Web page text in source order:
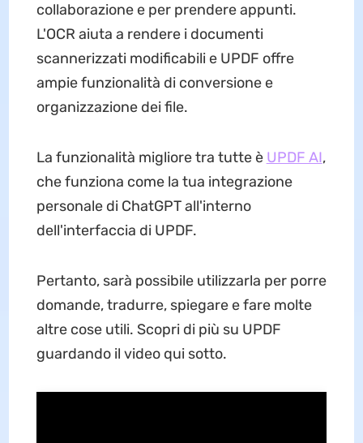
collaborazione e per prendere appunti.
L'OCR aiuta a rendere i documenti
scannerizzati modificabili e UPDF offre
ampie funzionalità di conversione e
organizzazione dei file.
La funzionalità migliore tra tutte è UPDF AI,
che funziona come la tua integrazione
personale di ChatGPT all'interno
dell'interfaccia di UPDF.
Pertanto, sarà possibile utilizzarla per porre
domande, tradurre, spiegare e fare molte
altre cose utili. Scopri di più su UPDF
guardando il video qui sotto.